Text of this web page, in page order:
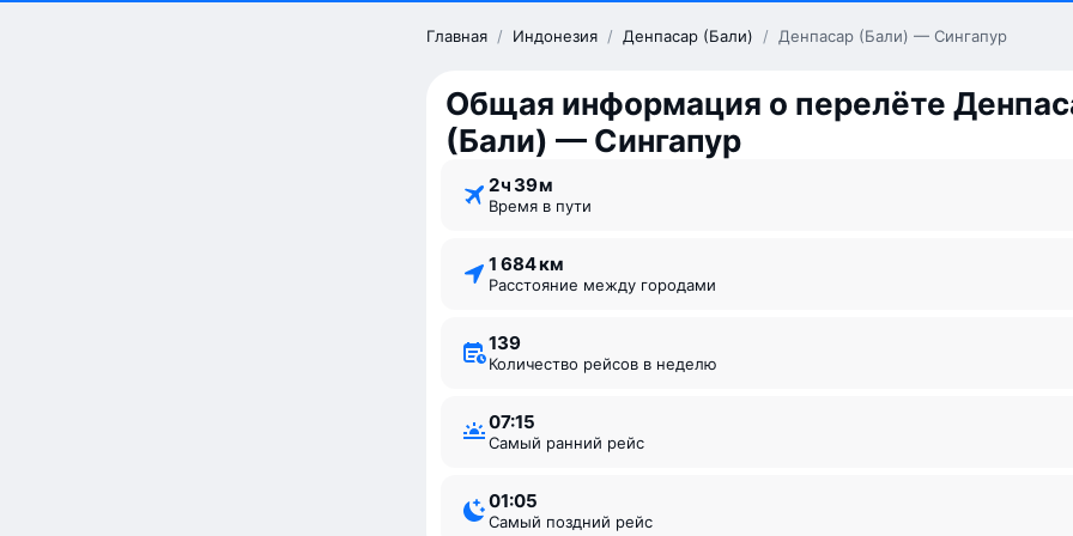
Главная / Индонезия / Денпасар (Бали) / Денпасар (Бали) — Сингапур
Общая информация о перелёте
(Бали) — Сингапур
2 ⁠ч 39 ⁠м
Время в пути
1 684 км
Расстояние между городами
139
Количество рейсов в неделю
07:15
Самый ранний рейс
01:05
Самый поздний рейс